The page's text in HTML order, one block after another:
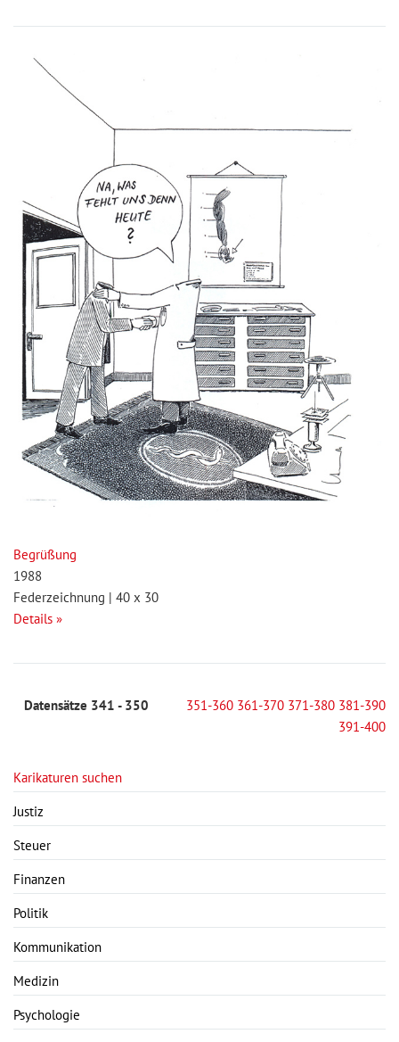
Begrüßung
1988
Federzeichnung | 40 x 30
Details »
Datensätze 341 - 350 351-360 361-370 371-380 381-390
391-400
Karikaturen suchen
Justiz
Steuer
Finanzen
Politik
Kommunikation
Medizin
Psychologie